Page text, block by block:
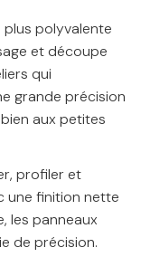
plus polyvalente
et découpe
qui
grande précision
aux petites
profiler et
une finition nette
les panneaux
de précision.